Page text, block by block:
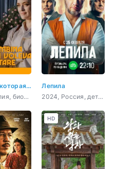
Девочка, которая не хотела петь
2021, Италия, биография
Лепила
2024, Россия, детектив, криминал
HD